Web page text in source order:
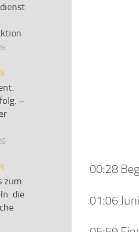
00:28
01:06
–
zum
die